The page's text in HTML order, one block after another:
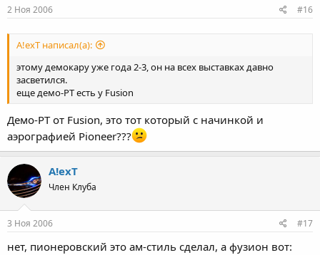
2 Ноя 2006 #16
A!exT написал(а):
этому демокару уже года 2-3, он на всех выставках давно
засветился.
еще демо-РТ есть у Fusion
Демо-PT от Fusion, это тот который с начинкой и
аэрографией Pioneer???
A!exT
Член Клуба
3 Ноя 2006 #17
нет, пионеровский это ам-стиль сделал, а фузион вот: